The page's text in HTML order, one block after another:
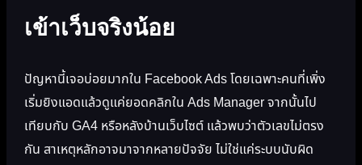
เข้าเว็บจริงน้อย
ปัญหานี้เจอบ่อยมากใน Facebook Ads โดยเฉพาะคนที่เพิ่ง
เริ่มยิงแอดแล้วดูแค่ยอดคลิกใน Ads Manager จากนั้นไป
เทียบกับ GA4 หรือหลังบ้านเว็บไซต์ แล้วพบว่าตัวเลขไม่ตรง
กัน สาเหตุหลักอาจมาจากหลายปัจจัย ไม่ใช่แค่ระบบนับผิด